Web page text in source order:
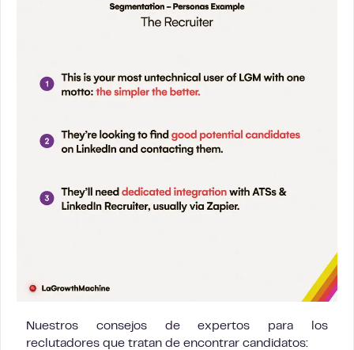
Nuestros consejos de expertos para los
reclutadores que tratan de encontrar candidatos: